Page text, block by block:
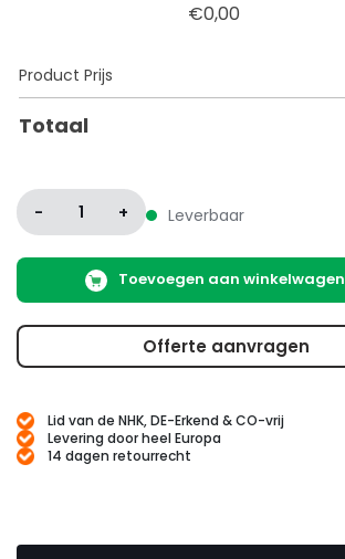
€0,00
Product Prijs
Totaal
- 1 + Leverbaar
Toevoegen aan winkelwagen
Offerte aanvragen
Lid van de NHK, DE-Erkend & CO-vrij
Levering door heel Europa
14 dagen retourrecht